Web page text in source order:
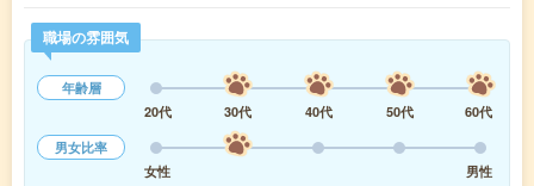
職場の雰囲気
年齢層
20代
30代 40代 50代
60代
男女比率
女性
男性